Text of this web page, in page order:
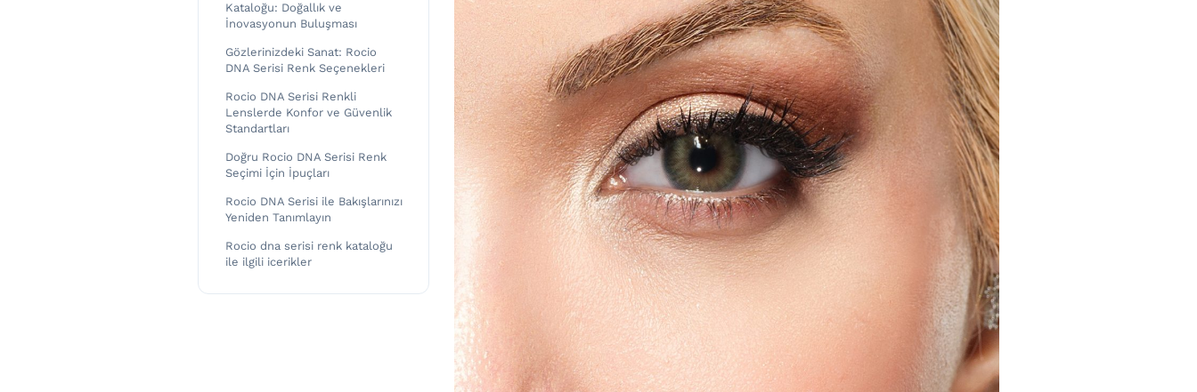
Kataloğu: Doğallık ve
İnovasyonun Buluşması
Gözlerinizdeki Sanat: Rocio
DNA Serisi Renk Seçenekleri
Rocio DNA Serisi Renkli
Lenslerde Konfor ve Güvenlik
Standartları
Doğru Rocio DNA Serisi Renk
Seçimi İçin İpuçları
Rocio DNA Serisi ile Bakışlarınızı
Yeniden Tanımlayın
Rocio dna serisi renk kataloğu
ile ilgili icerikler